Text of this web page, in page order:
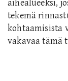
aihealueeksi,
tekemä
kohtaamisista
vakavaa tämä